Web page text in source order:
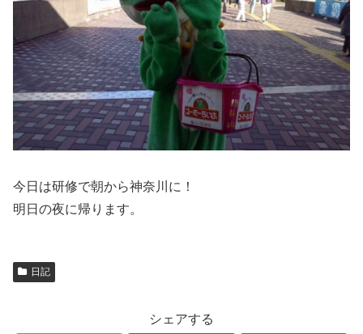
今日は研修で朝から神奈川に！
明日の夜に帰ります。
日記
シェアする